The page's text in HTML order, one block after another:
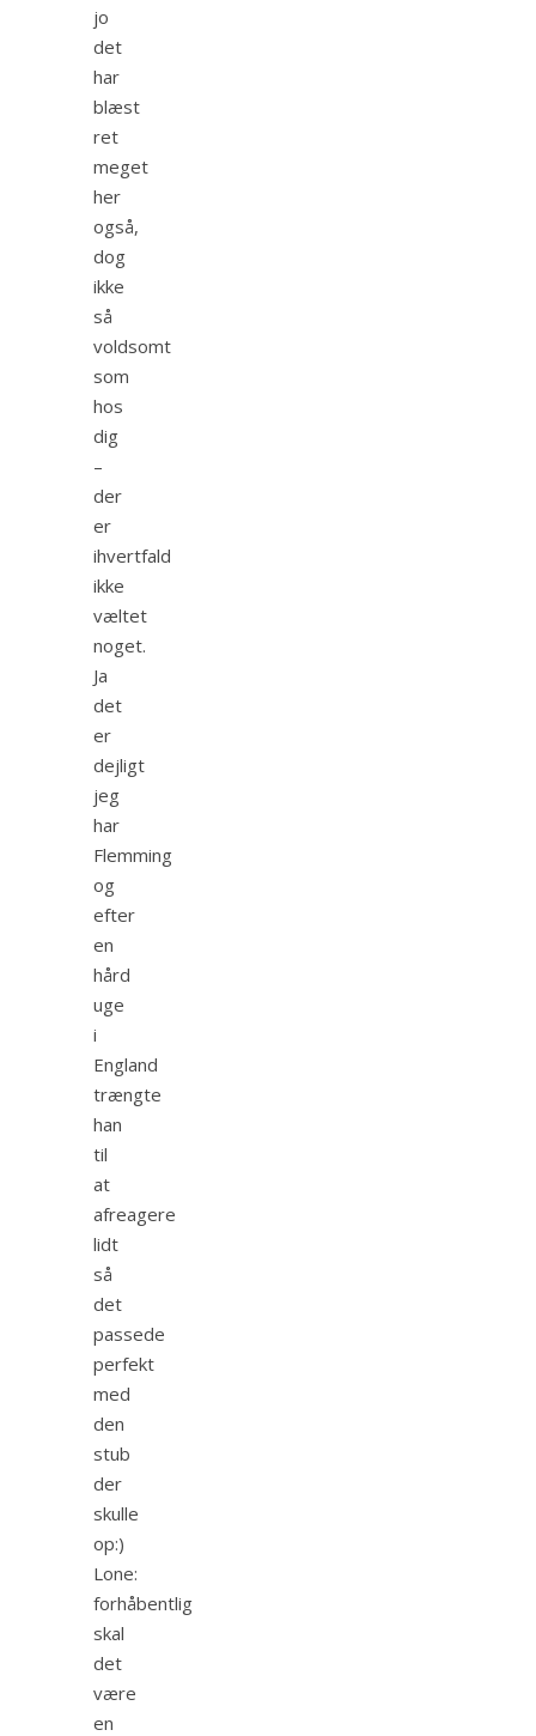
jo
det
har
blæst
ret
meget
her
også,
dog
ikke
så
voldsomt
som
hos
dig
–
der
er
ihvertfald
ikke
væltet
noget.
Ja
det
er
dejligt
jeg
har
Flemming
og
efter
en
hård
uge
i
England
trængte
han
til
at
afreagere
lidt
så
det
passede
perfekt
med
den
stub
der
skulle
op:)
Lone:
forhåbentlig
skal
det
være
en